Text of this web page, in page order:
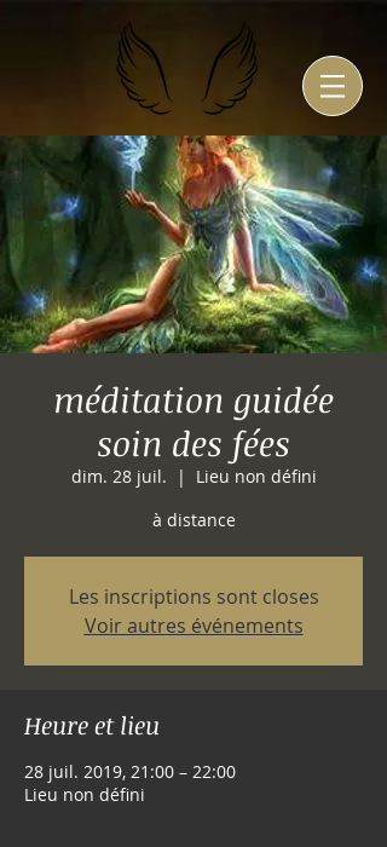
méditation guidée
soin des fées
dim. 28 juil.
  |
Lieu non défini
à distance
Les inscriptions sont closes
Voir autres événements
Heure et lieu
28 juil. 2019, 21:00 – 22:00
Lieu non défini